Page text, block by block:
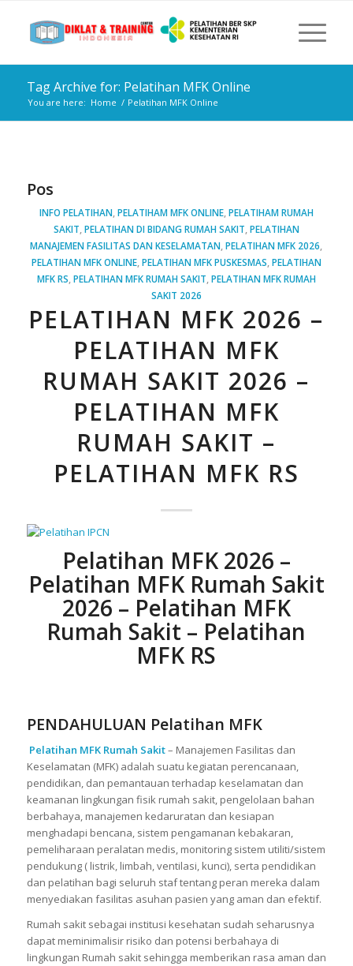
Tag Archive for: Pelatihan MFK Online
You are here: Home / Pelatihan MFK Online
Pos
INFO PELATIHAN PELATIHAM MFK ONLINE, PELATIHAM RUMAH
SAKIT PELATIHAN DI BIDANG RUMAH SAKIT PELATIHAN
MANAJEMEN FASILITAS DAN KESELAMATAN ,PELATIHAN MFK 2026
PELATIHAN MFK ONLINE, PELATIHAN MFK PUSKESMAS PELATIHAN
MFK RS PELATIHAN MFK RUMAH SAKIT PELATIHAN MFK RUMAH
SAKIT 2026
PELATIHAN MFK 2026 –
PELATIHAN MFK
RUMAH SAKIT 2026 –
PELATIHAN MFK
RUMAH SAKIT –
PELATIHAN MFK RS
Pelatihan MFK 2026 –
Pelatihan MFK Rumah Sakit
2026 – Pelatihan MFK
Rumah Sakit – Pelatihan
MFK RS
PENDAHULUAN Pelatihan MFK
Pelatihan MFK Rumah Sakit– Manajemen Fasilitas dan
Keselamatan (MFK) adalah suatu kegiatan perencanaan,
pendidikan, dan pemantauan terhadap keselamatan dan
keamanan lingkungan fisik rumah sakit, pengelolaan bahan
berbahaya, manajemen kedaruratan dan kesiapan
menghadapi bencana, sistem pengamanan kebakaran,
pemeliharaan peralatan medis, monitoring sistem utiliti/sistem
pendukung ( listrik, limbah, ventilasi, kunci), serta pendidikan
dan pelatihan bagi seluruh staf tentang peran mereka dalam
menyediakan fasilitas asuhan pasien yang aman dan efektif.
Rumah sakit sebagai institusi kesehatan sudah seharusnya
dapat meminimalisir risiko dan potensi berbahaya di
lingkungan Rumah sakit sehingga memberikan rasa aman dan